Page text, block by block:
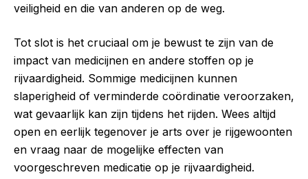
veiligheid en die van anderen op de weg.
Tot slot is het cruciaal om je bewust te zijn van de
impact van medicijnen en andere stoffen op je
rijvaardigheid. Sommige medicijnen kunnen
slaperigheid of verminderde coördinatie veroorzaken,
wat gevaarlijk kan zijn tijdens het rijden. Wees altijd
open en eerlijk tegenover je arts over je rijgewoonten
en vraag naar de mogelijke effecten van
voorgeschreven medicatie op je rijvaardigheid.